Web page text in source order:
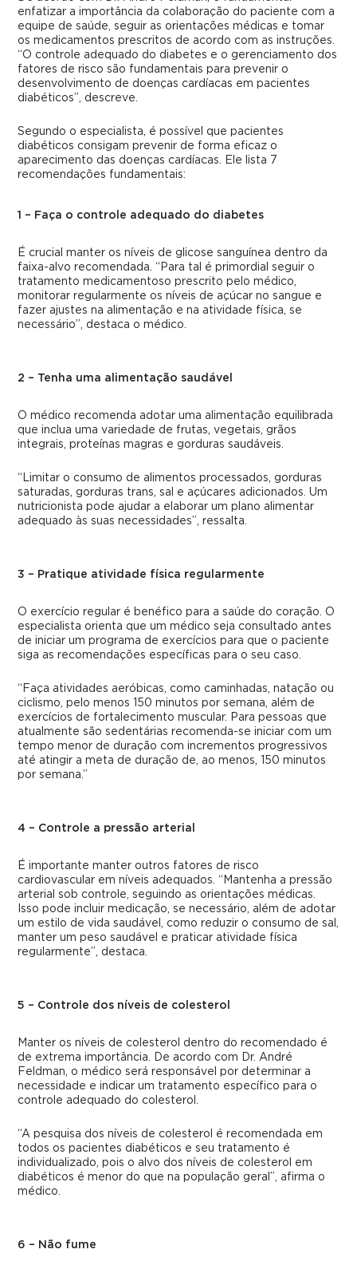
enfatizar a importância da colaboração do paciente com a
equipe de saúde, seguir as orientações médicas e tomar
os medicamentos prescritos de acordo com as instruções.
“O controle adequado do diabetes e o gerenciamento dos
fatores de risco são fundamentais para prevenir o
desenvolvimento de doenças cardíacas em pacientes
diabéticos”, descreve.
Segundo o especialista, é possível que pacientes
diabéticos consigam prevenir de forma eficaz o
aparecimento das doenças cardíacas. Ele lista 7
recomendações fundamentais:
1 – Faça o controle adequado do diabetes
É crucial manter os níveis de glicose sanguínea dentro da
faixa-alvo recomendada. “Para tal é primordial seguir o
tratamento medicamentoso prescrito pelo médico,
monitorar regularmente os níveis de açúcar no sangue e
fazer ajustes na alimentação e na atividade física, se
necessário”, destaca o médico.
2 – Tenha uma alimentação saudável
O médico recomenda adotar uma alimentação equilibrada
que inclua uma variedade de frutas, vegetais, grãos
integrais, proteínas magras e gorduras saudáveis.
“Limitar o consumo de alimentos processados, gorduras
saturadas, gorduras trans, sal e açúcares adicionados. Um
nutricionista pode ajudar a elaborar um plano alimentar
adequado às suas necessidades”, ressalta.
3 – Pratique atividade física regularmente
O exercício regular é benéfico para a saúde do coração. O
especialista orienta que um médico seja consultado antes
de iniciar um programa de exercícios para que o paciente
siga as recomendações específicas para o seu caso.
“Faça atividades aeróbicas, como caminhadas, natação ou
ciclismo, pelo menos 150 minutos por semana, além de
exercícios de fortalecimento muscular. Para pessoas que
atualmente são sedentárias recomenda-se iniciar com um
tempo menor de duração com incrementos progressivos
até atingir a meta de duração de, ao menos, 150 minutos
por semana.”
4 – Controle a pressão arterial
É importante manter outros fatores de risco
cardiovascular em níveis adequados. “Mantenha a pressão
arterial sob controle, seguindo as orientações médicas.
Isso pode incluir medicação, se necessário, além de adotar
um estilo de vida saudável, como reduzir o consumo de sal,
manter um peso saudável e praticar atividade física
regularmente”, destaca.
5 – Controle dos níveis de colesterol
Manter os níveis de colesterol dentro do recomendado é
de extrema importância. De acordo com Dr. André
Feldman, o médico será responsável por determinar a
necessidade e indicar um tratamento específico para o
controle adequado do colesterol.
“A pesquisa dos níveis de colesterol é recomendada em
todos os pacientes diabéticos e seu tratamento é
individualizado, pois o alvo dos níveis de colesterol em
diabéticos é menor do que na população geral”, afirma o
médico.
6 – Não fume